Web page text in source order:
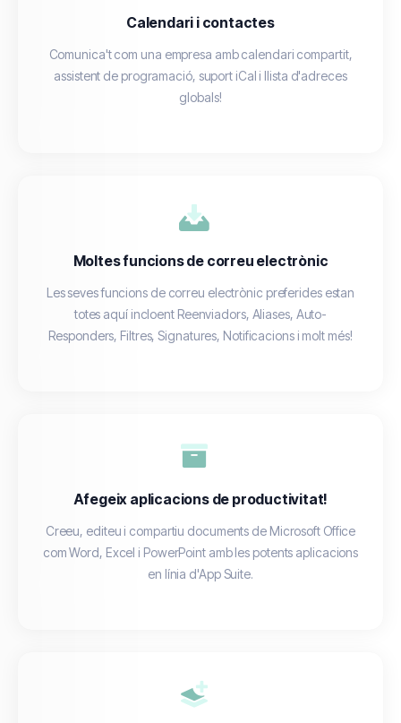
Calendari i contactes
Comunica't com una empresa amb calendari compartit,
assistent de programació, suport iCal i llista d'adreces
globals!
Moltes funcions de correu electrònic
Les seves funcions de correu electrònic preferides estan
totes aquí incloent Reenviadors, Aliases, Auto-
Responders, Filtres, Signatures, Notificacions i molt més!
Afegeix aplicacions de productivitat!
Creeu, editeu i compartiu documents de Microsoft Office
com Word, Excel i PowerPoint amb les potents aplicacions
en línia d'App Suite.